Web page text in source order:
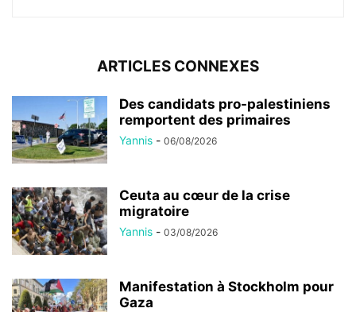
ARTICLES CONNEXES
Des candidats pro-palestiniens
remportent des primaires
Yannis - 06/08/2026
Ceuta au cœur de la crise
migratoire
Yannis - 03/08/2026
Manifestation à Stockholm pour
Gaza